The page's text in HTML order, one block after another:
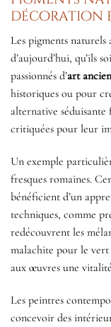
décoration
Les pigments naturels
d’aujourd’hui, qu’ils
passionnés d’art ancien
historiques ou pour
alternative
critiquées pour leur
Un exemple
fresques romaines.
bénéficient d’un
techniques, comme
redécouvrent les
malachite pour le
aux œuvres une
Les peintres
concevoir des